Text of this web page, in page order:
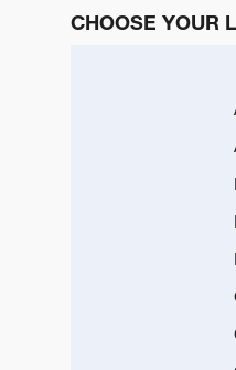
CHOOSE YOUR